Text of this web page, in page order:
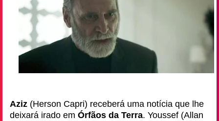
Aziz (Herson Capri) receberá uma notícia que lhe
deixará irado em Órfãos da Terra. Youssef (Allan